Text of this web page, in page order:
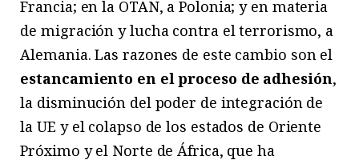
Francia; en la OTAN, a Polonia; y en materia
de migración y lucha contra el terrorismo, a
Alemania. Las razones de este cambio son el
estancamiento en el proceso de adhesión,
la disminución del poder de integración de
la UE y el colapso de los estados de Oriente
Próximo y el Norte de África, que ha